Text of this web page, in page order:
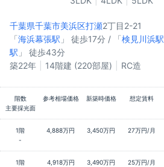
千葉県千葉市美浜区打瀬2丁目2-21
「海浜幕張駅 」 徒歩17分 / 「検見川浜駅
駅 」 徒歩43分
築22年
14階建 (220部屋) RC造
階数 参考相場価格 新築時価格 想定賃料
主要採光面
1階 4,888万円 3,450万円 27万円/月
-
1階 4,918万円 3,490万円 25万円/月